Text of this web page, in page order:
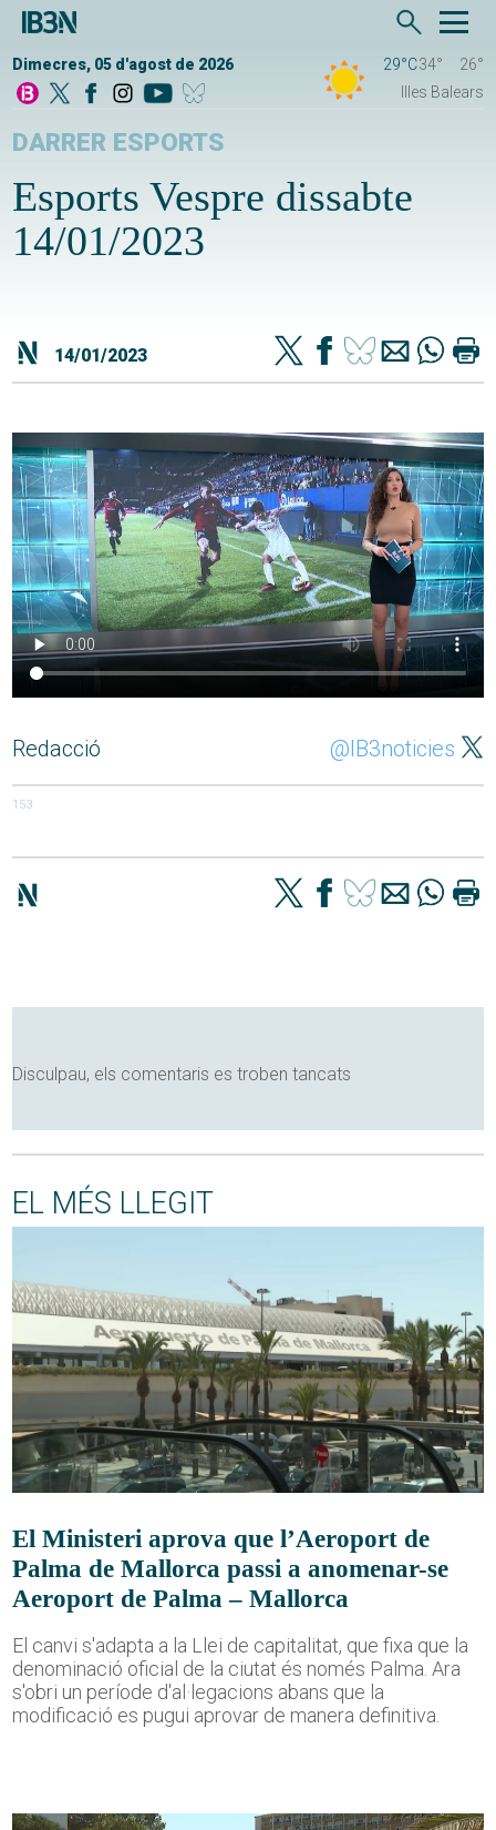
Dimecres, 05 d'agost de 2026 29°C34°
26°
Illes Balears
DARRER ESPORTS
Esports Vespre dissabte
14/01/2023
14/01/2023
Redacció @IB3noticies
153
Disculpau, els comentaris es troben tancats
EL MÉS LLEGIT
El Ministeri aprova que l’Aeroport de
Palma de Mallorca passi a anomenar-se
Aeroport de Palma – Mallorca
El canvi s'adapta a la Llei de capitalitat, que fixa que la
denominació oficial de la ciutat és només Palma. Ara
s'obri un període d'al·legacions abans que la
modificació es pugui aprovar de manera definitiva.